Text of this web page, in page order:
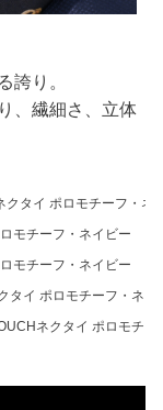
誇り。
、繊細さ、立体
クタイ ポロモチーフ・ネ
モチーフ・ネイビー
モチーフ・ネイビー
タイ ポロモチーフ・ネイ
ネクタイ ポロモチー